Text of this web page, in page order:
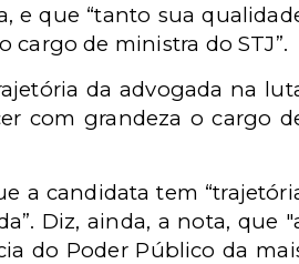
e que “tanto sua
de ministra do STJ”.
da advogada na
com grandeza o cargo
a candidata tem
Diz, ainda, a nota, que
do Poder Público da